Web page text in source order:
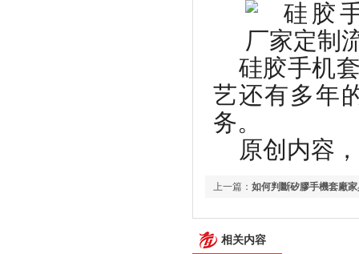
硅胶手机
艺还有多年
务。
原创内容
上一篇： 如何判斷矽膠手機套廠
相关内容